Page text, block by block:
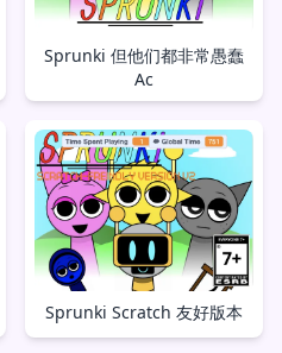
Sprunki 但他们都非常愚蠢
Ac
Sprunki Scratch 友好版本